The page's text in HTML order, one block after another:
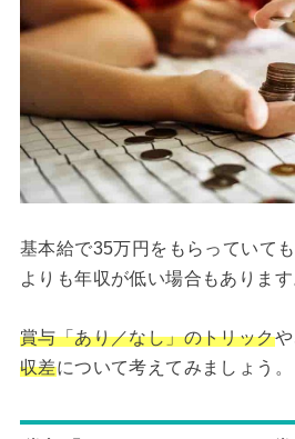
基本給で35万円をもらっていて
よりも年収が低い場合もあります
賞与「あり／なし」のトリック
収差について考えてみましょう。